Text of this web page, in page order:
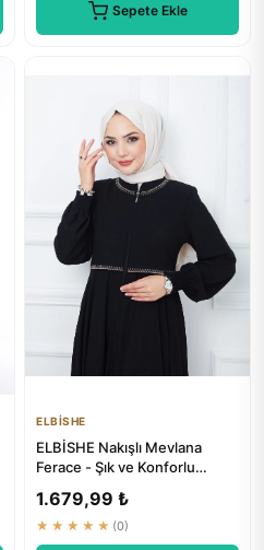
Sepete Ekle
ELBİSHE
ELBİSHE Nakışlı Mevlana
Ferace - Şık ve Konforlu
1.679,99 ₺
★★★★★ (0)